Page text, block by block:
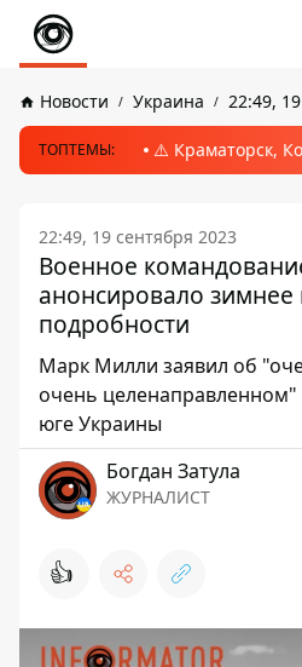
Новости Украина 22:49,
ТОПТЕМЫ: ⚠️ Краматорск,
22:49, 19 сентября 2023
Военное
анонсировало зимнее
подробности
Марк Милли заявил об
очень
юге Украины
Богдан Затула
ЖУРНАЛИСТ
👍